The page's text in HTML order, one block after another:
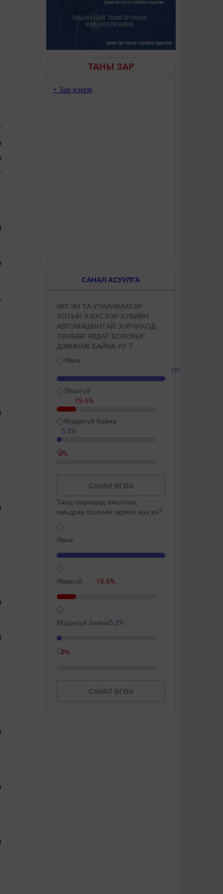
ТАНЫ ЗАР
САНАЛ АСУУЛГА
ИРГЭН ТА УЛААНБААТАР
ХОТЫН А БҮСЭЭР ХУВИЙН
АВТОМАШИНТАЙ ЗОРЧИХОД
ТӨЛБӨР АВДАГ БОЛОХЫГ
ДЭМЖИЖ БАЙНА УУ ?
Явна
109.3%
Явахгүй
19.6%
Мэдэхгүй байна
5.2%
0%
САНАЛ ӨГӨХ
Танд гадаадад ажиллаж,
амьдрах боломж гарвал яах вэ?
Явна
Явахгүй 19.6%
Мэдэхгүй байна5.2%
0%
САНАЛ ӨГӨХ